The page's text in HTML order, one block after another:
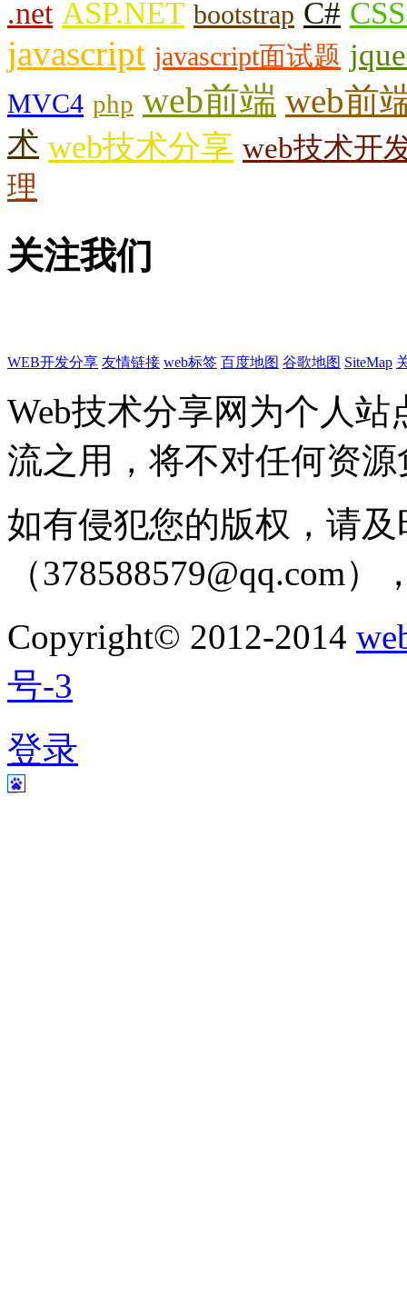
.net ASP.NET bootstrap C#
javascript javascript面试题
MVC4 php web前端 web前
术 web技术分享 web技术开
理
关注我们
WEB开发分享 友情链接 web标签 百度地图 谷歌地图 SiteMap
Web技术分享网为个人
流之用，将不对任何资
如有侵犯您的版权，请
（378588579@qq.com
Copyright© 2012-2014
号-3
登录